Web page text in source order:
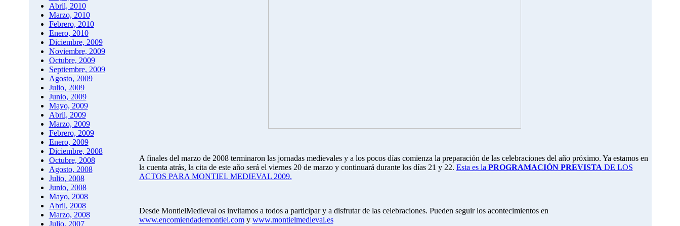
Abril, 2010
Marzo, 2010
Febrero, 2010
Enero, 2010
Diciembre, 2009
Noviembre, 2009
Octubre, 2009
Septiembre, 2009
Agosto, 2009
Julio, 2009
Junio, 2009
Mayo, 2009
Abril, 2009
Marzo, 2009
Febrero, 2009
Enero, 2009
Diciembre, 2008
Octubre, 2008
Agosto, 2008
Julio, 2008
Junio, 2008
Mayo, 2008
Abril, 2008
Marzo, 2008
Julio, 2007
A finales del marzo de 2008 terminaron las jornadas medievales y a los pocos días comienza la preparación de las celebraciones del año próximo. Ya estamos en
la cuenta atrás, la cita de este año será el viernes 20 de marzo y continuará durante los días 21 y 22. Esta es la PROGRAMACIÓN PREVISTA DE LOS
ACTOS PARA MONTIEL MEDIEVAL 2009.
Desde MontielMedieval os invitamos a todos a participar y a disfrutar de las celebraciones. Pueden seguir los acontecimientos en
www.encomiendademontiel.comy www.montielmedieval.es